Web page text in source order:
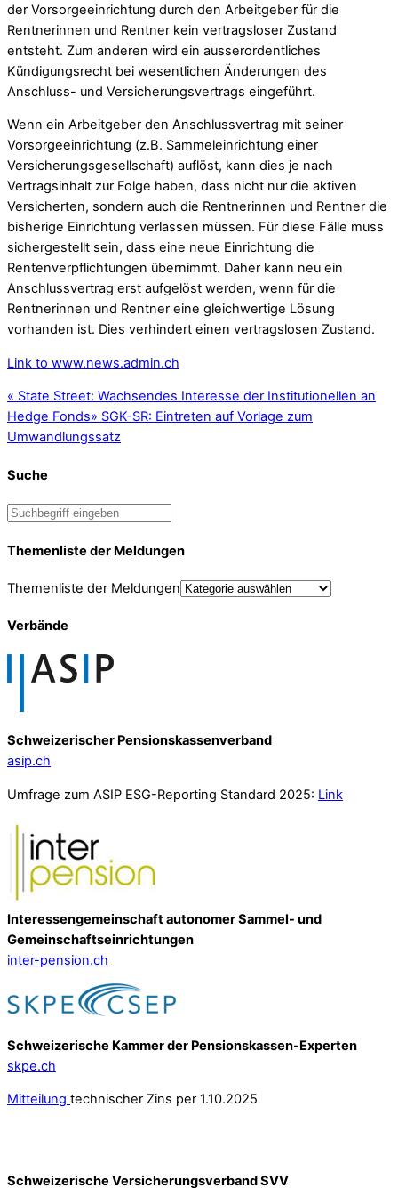
der Vorsorgeeinrichtung durch den Arbeitgeber für die
Rentnerinnen und Rentner kein vertragsloser Zustand
entsteht. Zum anderen wird ein ausserordentliches
Kündigungsrecht bei wesentlichen Änderungen des
Anschluss- und Versicherungsvertrags eingeführt.
Wenn ein Arbeitgeber den Anschlussvertrag mit seiner
Vorsorgeeinrichtung (z.B. Sammeleinrichtung einer
Versicherungsgesellschaft) auflöst, kann dies je nach
Vertragsinhalt zur Folge haben, dass nicht nur die aktiven
Versicherten, sondern auch die Rentnerinnen und Rentner die
bisherige Einrichtung verlassen müssen. Für diese Fälle muss
sichergestellt sein, dass eine neue Einrichtung die
Rentenverpflichtungen übernimmt. Daher kann neu ein
Anschlussvertrag erst aufgelöst werden, wenn für die
Rentnerinnen und Rentner eine gleichwertige Lösung
vorhanden ist. Dies verhindert einen vertragslosen Zustand.
Link to www.news.admin.ch
« State Street: Wachsendes Interesse der Institutionellen an
Hedge Fonds» SGK-SR: Eintreten auf Vorlage zum
Umwandlungssatz
Suche
Themenliste der Meldungen
Themenliste der Meldungen
Verbände
Schweizerischer Pensionskassenverband
asip.ch
Umfrage zum ASIP ESG-Reporting Standard 2025: Link
Interessengemeinschaft autonomer Sammel- und
Gemeinschafts­einrichtungen
inter-pension.ch
Schweizerische Kammer der Pensionskassen-Experten
skpe.ch
Mitteilung technischer Zins per 1.10.2025
Schweizerische Versicherungsverband SVV